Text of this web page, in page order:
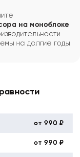
на моноблоке
на долгие годы.
от 990 ₽
от 990 ₽